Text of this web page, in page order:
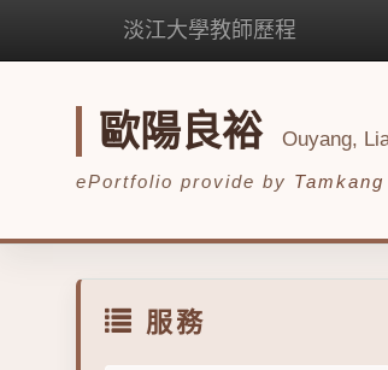
淡江大學教師歷程
歐陽良裕 Ouyang,
ePortfolio provide by
服務